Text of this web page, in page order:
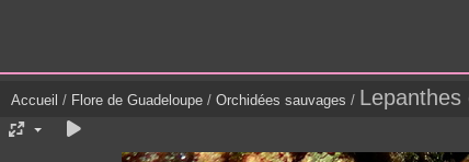
Accueil / Flore de Guadeloupe / Orchidées sauvages / Lepanthes